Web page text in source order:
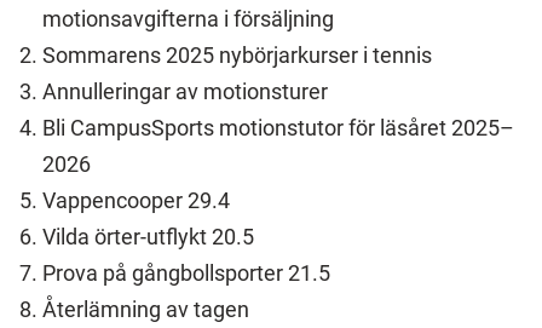
motionsavgifterna i försäljning
Sommarens 2025 nybörjarkurser i tennis
Annulleringar av motionsturer
Bli CampusSports motionstutor för läsåret 2025–
2026
Vappencooper 29.4
Vilda örter-utflykt 20.5
Prova på gångbollsporter 21.5
Återlämning av tagen